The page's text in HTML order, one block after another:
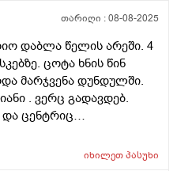
თარიღი :08-08-2025
დაბლა წელის არეში. 4
ცოტა ხნის წინ
მარჯვენა დუნდულში.
. ვერც გადავდებ.
და ცენტრიც
გამწვავდეს? ძალიან
იხილეთპასუხი